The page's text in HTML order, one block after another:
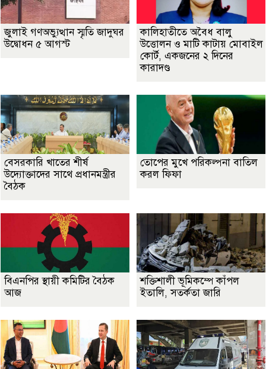
জুলাই গণঅভ্যুত্থান স্মৃতি জাদুঘর
উদ্বোধন ৫ আগস্ট
কালিহাতীতে অবৈধ বালু
উত্তোলন ও মাটি কাটায় মোবাইল
কোর্ট, একজনের ২ দিনের
কারাদণ্ড
বেসরকারি খাতের শীর্ষ
উদ্যোক্তাদের সাথে প্রধানমন্ত্রীর
বৈঠক
তোপের মুখে পরিকল্পনা বাতিল
করল ফিফা
বিএনপির স্থায়ী কমিটির বৈঠক
আজ
শক্তিশালী ভূমিকম্পে কাঁপল
ইতালি, সতর্কতা জারি